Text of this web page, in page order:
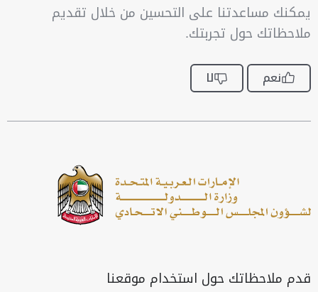
يمكنك مساعدتنا على التحسين من خلال تقديم
ملاحظاتك حول تجربتك.
نعم لا
قدم ملاحظاتك حول استخدام موقعنا